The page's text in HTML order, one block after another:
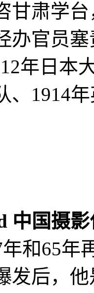
甘肃学
办官员
年日本
、1914
中国摄
年和65年
发后，